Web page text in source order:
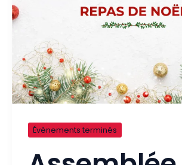
Évènements terminés